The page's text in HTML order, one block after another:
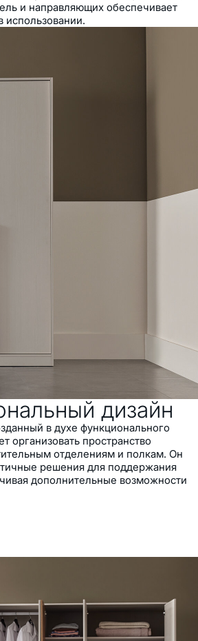
и направляющих обеспечивает
использовании.
дизайн
в духе функционального
организовать пространство
отделениям и полкам. Он
решения для поддержания
дополнительные возможности